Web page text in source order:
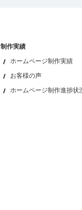
制作実績
ホームページ制作実績
お客様の声
ホームページ制作進捗状